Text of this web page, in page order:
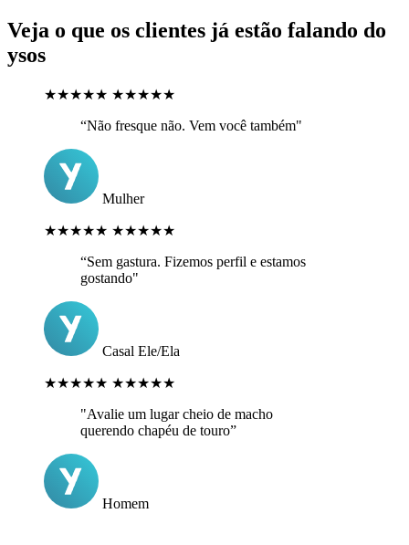
Veja o que os clientes já estão falando do
ysos
★★★★★ ★★★★★
“Não fresque não. Vem você também"
Mulher
★★★★★ ★★★★★
“Sem gastura. Fizemos perfil e estamos
gostando"
Casal Ele/Ela
★★★★★ ★★★★★
"Avalie um lugar cheio de macho
querendo chapéu de touro”
Homem